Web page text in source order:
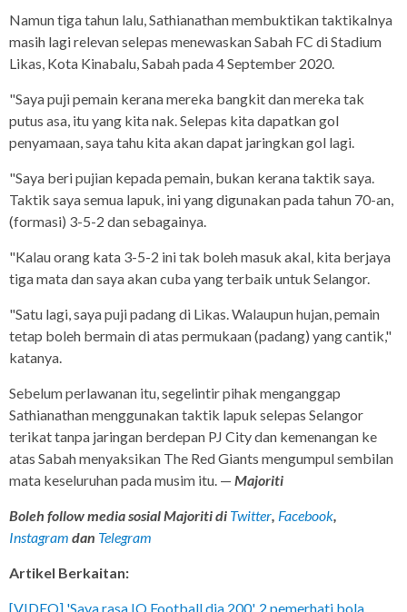
Namun tiga tahun lalu, Sathianathan membuktikan taktikalnya
masih lagi relevan selepas menewaskan Sabah FC di Stadium
Likas, Kota Kinabalu, Sabah pada 4 September 2020.
"Saya puji pemain kerana mereka bangkit dan mereka tak
putus asa, itu yang kita nak. Selepas kita dapatkan gol
penyamaan, saya tahu kita akan dapat jaringkan gol lagi.
"Saya beri pujian kepada pemain, bukan kerana taktik saya.
Taktik saya semua lapuk, ini yang digunakan pada tahun 70-an,
(formasi) 3-5-2 dan sebagainya.
"Kalau orang kata 3-5-2 ini tak boleh masuk akal, kita berjaya
tiga mata dan saya akan cuba yang terbaik untuk Selangor.
"Satu lagi, saya puji padang di Likas. Walaupun hujan, pemain
tetap boleh bermain di atas permukaan (padang) yang cantik,"
katanya.
Sebelum perlawanan itu, segelintir pihak menganggap
Sathianathan menggunakan taktik lapuk selepas Selangor
terikat tanpa jaringan berdepan PJ City dan kemenangan ke
atas Sabah menyaksikan The Red Giants mengumpul sembilan
mata keseluruhan pada musim itu. — Majoriti
Boleh follow media sosial Majoriti di Twitter, Facebook,
Instagram dan Telegram
Artikel Berkaitan:
[VIDEO] 'Saya rasa IQ Football dia 200', 2 pemerhati bola